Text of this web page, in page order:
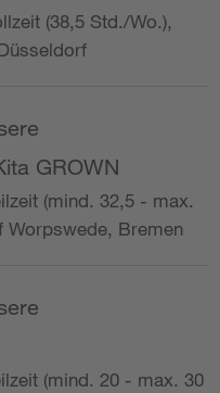
(38,5 Std./Wo.),
GROWN
(mind. 32,5 - max.
Worpswede, Bremen
(mind. 20 - max. 30